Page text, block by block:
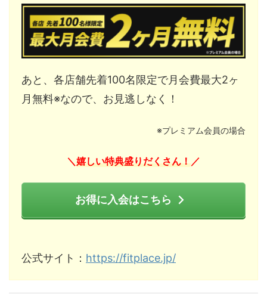
あと、各店舗先着100名限定で月会費最大2ヶ
月無料※なので、お見逃しなく！
※プレミアム会員の場合
＼嬉しい特典盛りだくさん！ ／
お得に入会はこちら
公式サイト： https://fitplace.jp/